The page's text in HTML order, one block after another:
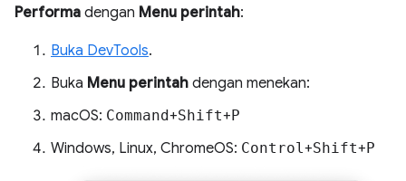
Performa dengan Menu perintah:
Buka DevTools.
Buka Menu perintah dengan menekan:
macOS: Command+Shift+P
Windows, Linux, ChromeOS: Control+Shift+P